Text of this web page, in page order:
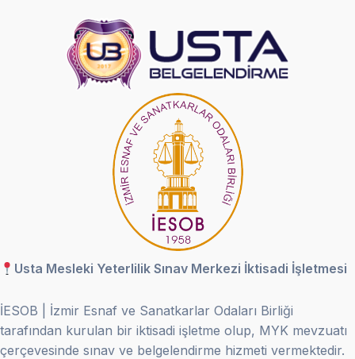
Usta Mesleki Yeterlilik Sınav Merkezi İktisadi İşletmesi
İESOB | İzmir Esnaf ve Sanatkarlar Odaları Birliği
tarafından kurulan bir iktisadi işletme olup, MYK mevzuatı
çerçevesinde sınav ve belgelendirme hizmeti vermektedir.